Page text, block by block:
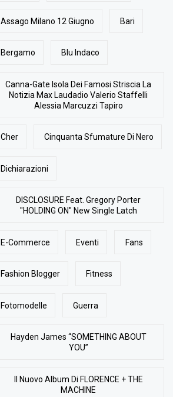
Assago Milano 12 Giugno Bari
Bergamo Blu Indaco
Canna-Gate Isola Dei Famosi Striscia La
Notizia Max Laudadio Valerio Staffelli
Alessia Marcuzzi Tapiro
Cher Cinquanta Sfumature Di Nero
Dichiarazioni
DISCLOSURE Feat. Gregory Porter
"HOLDING ON" New Single Latch
E-Commerce Eventi Fans
Fashion Blogger Fitness
Fotomodelle Guerra
Hayden James “SOMETHING ABOUT
YOU”
Il Nuovo Album Di FLORENCE + THE
MACHINE